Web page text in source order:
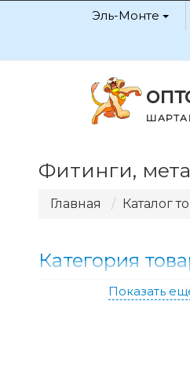
Эль-Монте
Фитинги,
Главная Каталог
Категория
Показать